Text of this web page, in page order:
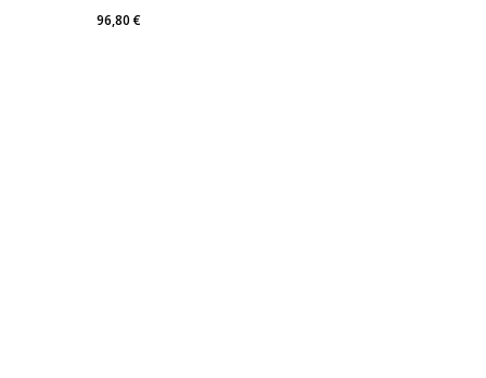
96,80€